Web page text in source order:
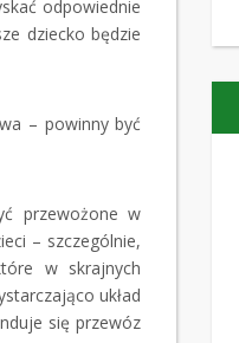
odpowiednie
dziecko będzie
– powinny być
przewożone w
– szczególnie,
w skrajnych
układ
się przewóz